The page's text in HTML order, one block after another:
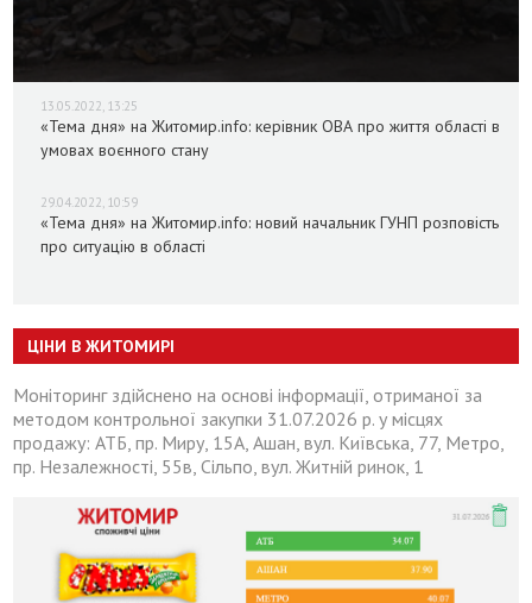
13.05.2022, 13:25
«Тема дня» на Житомир.info: керівник ОВА про життя області в
умовах воєнного стану
29.04.2022, 10:59
«Тема дня» на Житомир.info: новий начальник ГУНП розповість
про ситуацію в області
ЦІНИ В ЖИТОМИРІ
Моніторинг здійснено на основі інформації, отриманої за
методом контрольної закупки 31.07.2026 р. у місцях
продажу: АТБ, пр. Миру, 15А, Ашан, вул. Київська, 77, Метро,
пр. Незалежності, 55в, Сільпо, вул. Житній ринок, 1